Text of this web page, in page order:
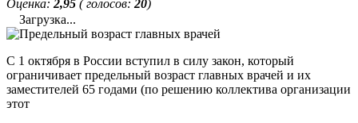
Оценка: 2,95 ( голосов: 20)
Загрузка...
С 1 октября в России вступил в силу закон, который
ограничивает предельный возраст главных врачей и их
заместителей 65 годами (по решению коллектива организации
этот